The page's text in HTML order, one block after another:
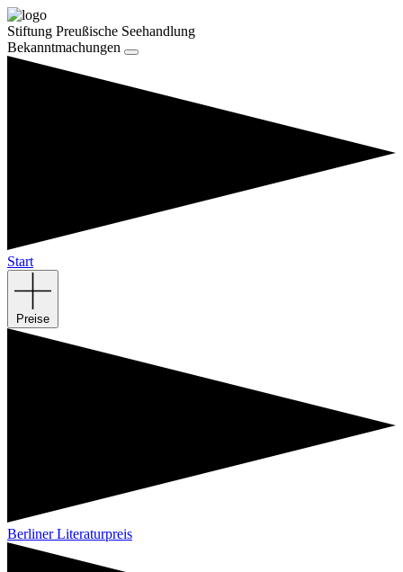
Stiftung Preußische Seehandlung
Bekanntmachungen
Start
Preise
Berliner Literaturpreis